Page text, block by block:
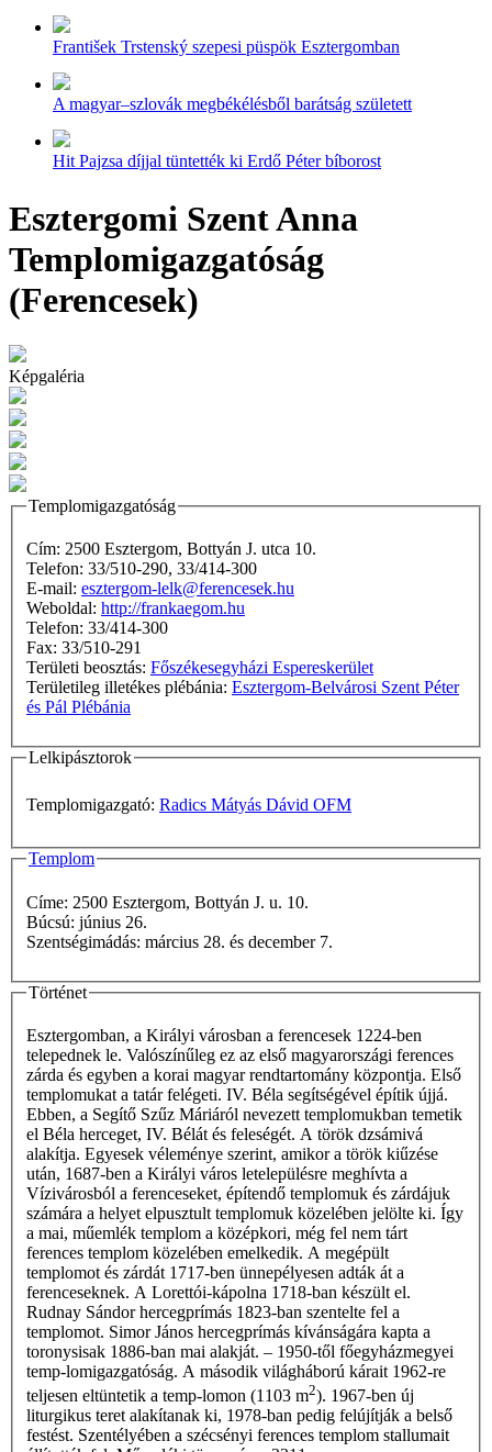
František Trstenský szepesi püspök Esztergomban
A magyar–szlovák megbékélésből barátság született
Hit Pajzsa díjjal tüntették ki Erdő Péter bíborost
Esztergomi Szent Anna
Templomigazgatóság
(Ferencesek)
Képgaléria
Templomigazgatóság
Cím: 2500 Esztergom, Bottyán J. utca 10.
Telefon: 33/510-290, 33/414-300
E-mail: esztergom-lelk@ferencesek.hu
Weboldal: http://frankaegom.hu
Telefon: 33/414-300
Fax: 33/510-291
Területi beosztás: Főszékesegyházi Espereskerület
Területileg illetékes plébánia: Esztergom-Belvárosi Szent Péter
és Pál Plébánia
Lelkipásztorok
Templomigazgató: Radics Mátyás Dávid OFM
Templom
Címe: 2500 Esztergom, Bottyán J. u. 10.
Búcsú: június 26.
Szentségimádás: március 28. és december 7.
Történet
Esztergomban, a Királyi városban a ferencesek 1224-ben
telepednek le. Valószínűleg ez az első magyarországi ferences
zárda és egyben a korai magyar rendtartomány központja. Első
templomukat a tatár felégeti. IV. Béla segítségével építik újjá.
Ebben, a Segítő Szűz Máriáról nevezett templomukban temetik
el Béla herceget, IV. Bélát és feleségét. A török dzsámivá
alakítja. Egyesek véleménye szerint, amikor a török kiűzése
után, 1687-ben a Királyi város letelepülésre meghívta a
Vízivárosból a ferenceseket, építendő templomuk és zárdájuk
számára a helyet elpusztult templomuk közelében jelölte ki. Így
a mai, műemlék templom a középkori, még fel nem tárt
ferences templom közelében emelkedik. A megépült
templomot és zárdát 1717-ben ünnepélyesen adták át a
ferenceseknek. A Lorettói-kápolna 1718-ban készült el.
Rudnay Sándor hercegprímás 1823-ban szentelte fel a
templomot. Simor János hercegprímás kívánságára kapta a
toronysisak 1886-ban mai alakját. – 1950-től főegyházmegyei
temp-lomigazgatóság. A második világháború kárait 1962-re
teljesen eltüntetik a temp-lomon (1103 m2). 1967-ben új
liturgikus teret alakítanak ki, 1978-ban pedig felújítják a belső
festést. Szentélyében a szécsényi ferences templom stallumait